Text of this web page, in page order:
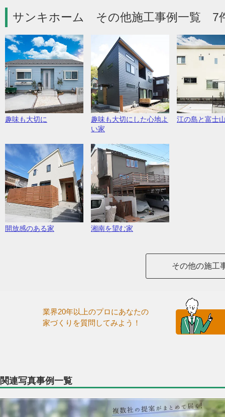
サンキホーム その他施工事例一覧 7
趣味も大切に
趣味も大切にした心地よ
い家
江の島と富士
開放感のある家 湘南を望む家
その他の施工
業界20年以上のプロにあなたの
家づくりを質問してみよう！
関連写真事例一覧